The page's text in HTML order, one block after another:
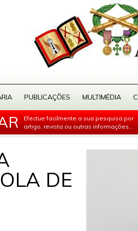
PUBLICAÇÕES MULTIMÉDIA
Efectue facilmente a sua pesquisa por
artigo, revista ou outras informações...
DE